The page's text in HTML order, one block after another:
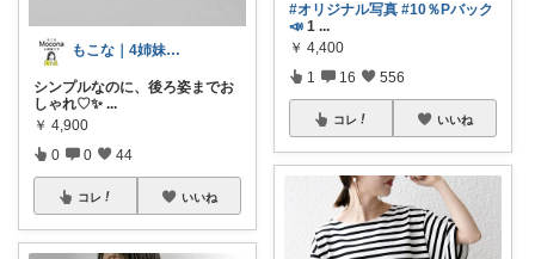
もこな｜4姉妹ママ×子供のも×家事ラク
シンプルなのに、後ろ姿までお
しゃれ♡✨ ...
￥ 4,900
0 0 44
コレ いいね
#オリジナル写真 #10％Pバック
📣 1 ...
￥ 4,400
1 16 556
コレ いいね